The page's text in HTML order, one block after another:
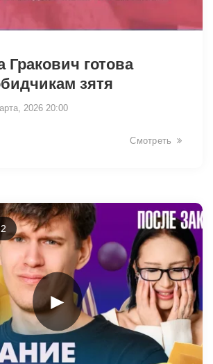
Гракович готова
зятя
2026 20:00
Смотреть
►